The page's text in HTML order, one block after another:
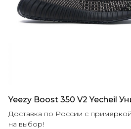
Yeezy Boost 350 V2 Yecheil
Доставка по России с
на выбор!